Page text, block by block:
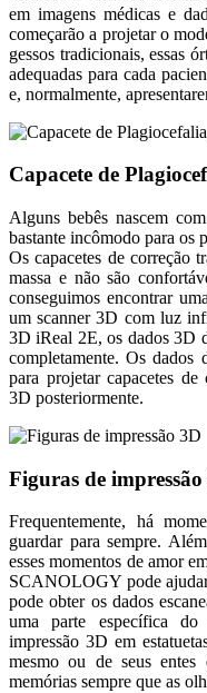
em imagens médicas e
começarão a projetar o
gessos tradicionais, essas
adequadas para cada
e, normalmente,
Capacete de
Alguns bebês nascem
bastante incômodo para os
Os capacetes de correção
massa e não são
conseguimos encontrar
um scanner 3D com luz
3D iReal 2E, os dados 3D
completamente. Os dados
para projetar capacetes
3D posteriormente.
Figuras de impressão
Frequentemente, há
guardar para sempre.
esses momentos de amor
SCANOLOGY pode
pode obter os dados
uma parte específica
impressão 3D em
mesmo ou de seus
memórias sempre que as